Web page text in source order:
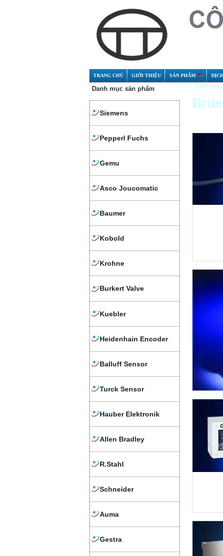
TRANG CHỦ GIỚI THIỆU SẢN PHẨM
Danh mục sản phẩm
Siemens
Pepperl Fuchs
Gemu
Asco Joucomatic
Baumer
Kobold
Krohne
Burkert Valve
Kuebler
Heidenhain Encoder
Balluff Sensor
Turck Sensor
Hauber Elektronik
Allen Bradley
R.Stahl
Schneider
Auma
Gestra
Danh